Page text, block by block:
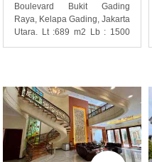
Boulevard Bukit Gading
Raya, Kelapa Gading, Jakarta
Utara. Lt :689 m2 Lb : 1500